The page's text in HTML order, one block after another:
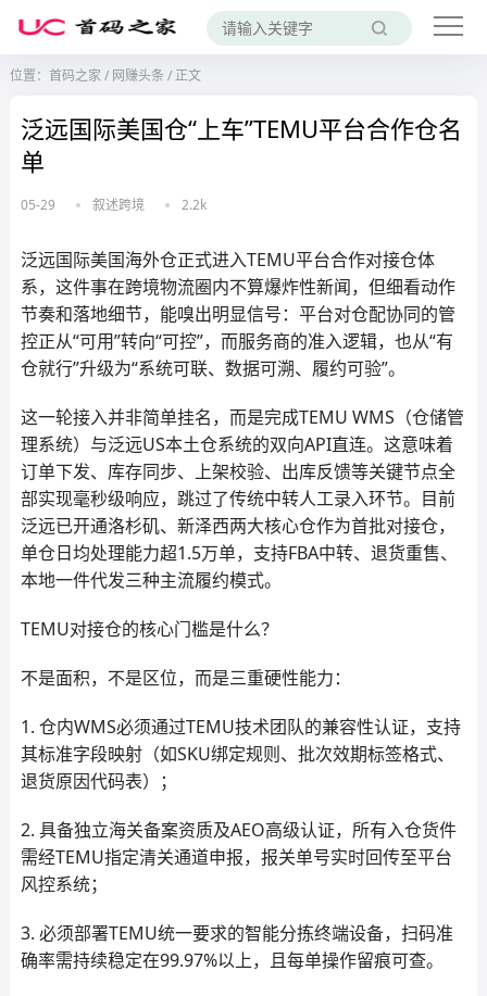
位置： 首码之家 / 网赚头条 /正文
泛远国际美国仓“上车”TEMU平台合作仓名
单
05-29 叙述跨境 2.2k
泛远国际美国海外仓正式进入TEMU平台合作对接仓体
系，这件事在跨境物流圈内不算爆炸性新闻，但细看动作
节奏和落地细节，能嗅出明显信号：平台对仓配协同的管
控正从“可用”转向“可控”，而服务商的准入逻辑，也从“有
仓就行”升级为“系统可联、数据可溯、履约可验”。
这一轮接入并非简单挂名，而是完成TEMU WMS（仓储管
理系统）与泛远US本土仓系统的双向API直连。这意味着
订单下发、库存同步、上架校验、出库反馈等关键节点全
部实现毫秒级响应，跳过了传统中转人工录入环节。目前
泛远已开通洛杉矶、新泽西两大核心仓作为首批对接仓，
单仓日均处理能力超1.5万单，支持FBA中转、退货重售、
本地一件代发三种主流履约模式。
TEMU对接仓的核心门槛是什么？
不是面积，不是区位，而是三重硬性能力：
1. 仓内WMS必须通过TEMU技术团队的兼容性认证，支持
其标准字段映射（如SKU绑定规则、批次效期标签格式、
退货原因代码表）；
2. 具备独立海关备案资质及AEO高级认证，所有入仓货件
需经TEMU指定清关通道申报，报关单号实时回传至平台
风控系统；
3. 必须部署TEMU统一要求的智能分拣终端设备，扫码准
确率需持续稳定在99.97%以上，且每单操作留痕可查。